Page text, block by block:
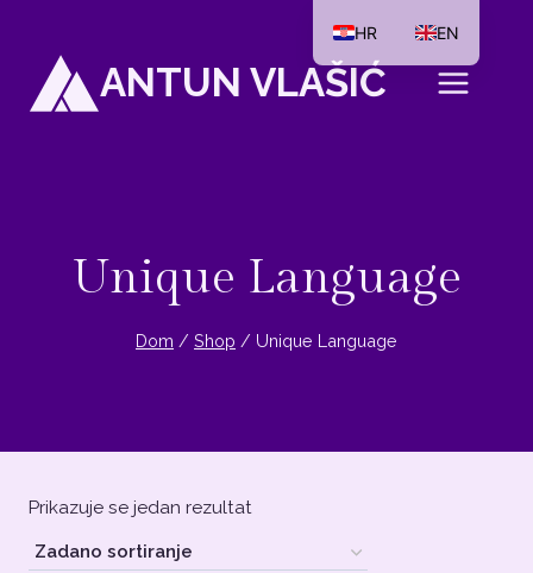
sadržaj
ANTUN VLAŠIĆ
Unique Language
Dom / Shop / Unique Language
Prikazuje se jedan rezultat
HR EN